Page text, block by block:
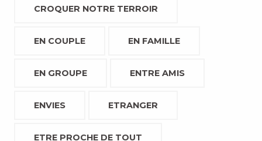
CROQUER NOTRE TERROIR
EN COUPLE EN FAMILLE
EN GROUPE ENTRE AMIS
ENVIES ETRANGER
ETRE PROCHE DE TOUT